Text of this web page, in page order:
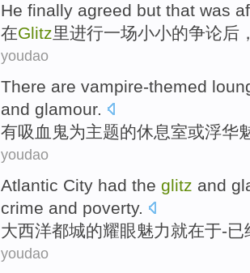
He finally agreed but that was
在Glitz里进行一场小小的争论后
youdao
There are vampire-themed
and glamour.
有吸血鬼为主题的休息室或浮华
youdao
Atlantic City had the glitz and
crime and poverty.
大西洋都城的耀眼魅力就在于-已
youdao